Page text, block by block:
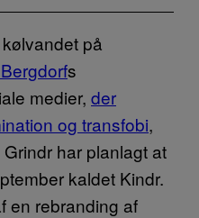
på
s
medier, der
og transfobi,
har planlagt at
kaldet Kindr.
en rebranding af